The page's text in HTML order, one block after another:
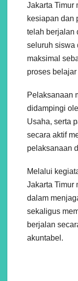
Jakarta Timur
kesiapan dan
telah berjalan
seluruh siswa
maksimal
proses
Pelaksanaan
didampingi
Usaha, serta
secara aktif
pelaksanaan
Melalui
Jakarta Timur
dalam
sekaligus
berjalan
akuntabel.